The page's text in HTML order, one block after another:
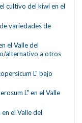
cultivo del kiwi en el
variedades de
el Valle del
alternativo a otros
L" bajo
L" en el Valle
el Valle del